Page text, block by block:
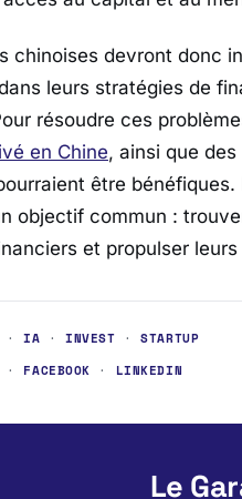
chinoises devront donc
leurs stratégies de
résoudre ces
en Chine, ainsi que
être
objectif commun :
et propulser leurs
·IA ·INVEST ·STARTUP
· FACEBOOK · LINKEDIN
Le